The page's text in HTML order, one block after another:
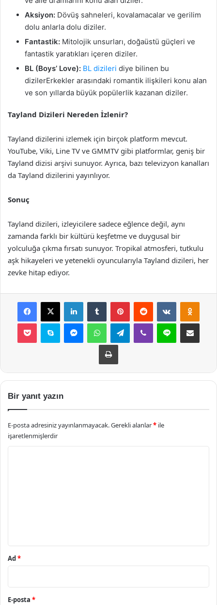
Aksiyon: Dövüş sahneleri, kovalamacalar ve gerilim
dolu anlarla dolu diziler.
Fantastik: Mitolojik unsurları, doğaüstü güçleri ve
fantastik yaratıkları içeren diziler.
BL (Boys’ Love): BL dizileri diye bilinen bu
dizilerErkekler arasındaki romantik ilişkileri konu alan
ve son yıllarda büyük popülerlik kazanan diziler.
Tayland Dizileri Nereden İzlenir?
Tayland dizilerini izlemek için birçok platform mevcut.
YouTube, Viki, Line TV ve GMMTV gibi platformlar, geniş bir
Tayland dizisi arşivi sunuyor. Ayrıca, bazı televizyon kanalları
da Tayland dizilerini yayınlıyor.
Sonuç
Tayland dizileri, izleyicilere sadece eğlence değil, aynı
zamanda farklı bir kültürü keşfetme ve duygusal bir
yolculuğa çıkma fırsatı sunuyor. Tropikal atmosferi, tutkulu
aşk hikayeleri ve yetenekli oyuncularıyla Tayland dizileri, her
zevke hitap ediyor.
Facebook
X LinkedInTumblr PinterestReddit VKontakte
Pocket Skype MessengerWhatsAppTelegramViber Line E-Posta ile
Yazdır
Bir yanıt yazın
E-posta adresiniz yayınlanmayacak.Gerekli alanlar* ile
işaretlenmişlerdir
Ad *
E-posta *